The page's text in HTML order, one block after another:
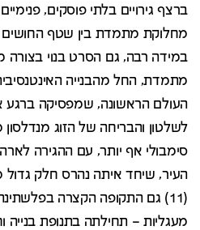
ברצף גירויים בלתי פוסקים,
מחלוקת מתמדת בין שטף החושים
במידה רבה, גם הסרט בנוי בצורה
מתמדת, החל מהבנייה
העולם הראשונה, שמפסיקה ברגע
לשלטון והבריחה של הזוג
סימבולי אף יותר, עם ההגירה
העיר, שיחד איתה נהרס חלק
מעגליות – תחילתה בתנופת בנייה